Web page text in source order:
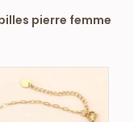
pierre femme